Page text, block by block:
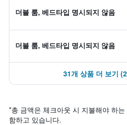
더블 룸, 베드타입 명시되지 않음
더블 룸, 베드타입 명시되지 않음
31개 상품 더 보기
*총 금액은 체크아웃 시 지불해야 하
함하고 있습니다.